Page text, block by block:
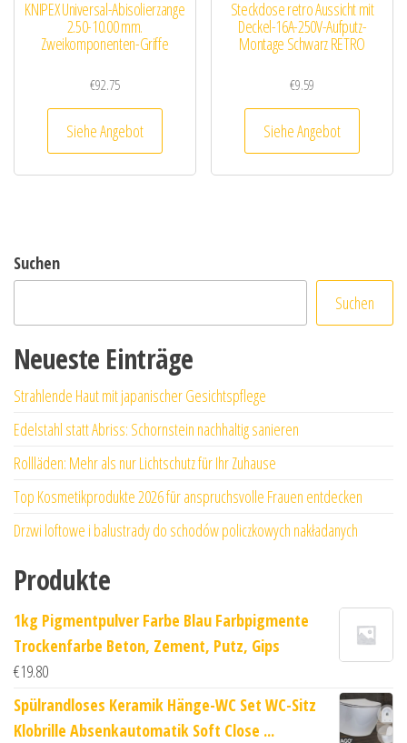
KNIPEX Universal-Abisolierzange
2.50-10.00 mm.
Zweikomponenten-Griffe
€92.75
Siehe Angebot
Steckdose retro Aussicht mit
Deckel-16A-250V-Aufputz-
Montage Schwarz RETRO
€9.59
Siehe Angebot
Suchen
Suchen
Neueste Einträge
Strahlende Haut mit japanischer Gesichtspflege
Edelstahl statt Abriss: Schornstein nachhaltig sanieren
Rollläden: Mehr als nur Lichtschutz für Ihr Zuhause
Top Kosmetikprodukte 2026 für anspruchsvolle Frauen entdecken
Drzwi loftowe i balustrady do schodów policzkowych nakładanych
Produkte
1kg Pigmentpulver Farbe Blau Farbpigmente
Trockenfarbe Beton, Zement, Putz, Gips
€19.80
Spülrandloses Keramik Hänge-WC Set WC-Sitz
Klobrille Absenkautomatik Soft Close ...